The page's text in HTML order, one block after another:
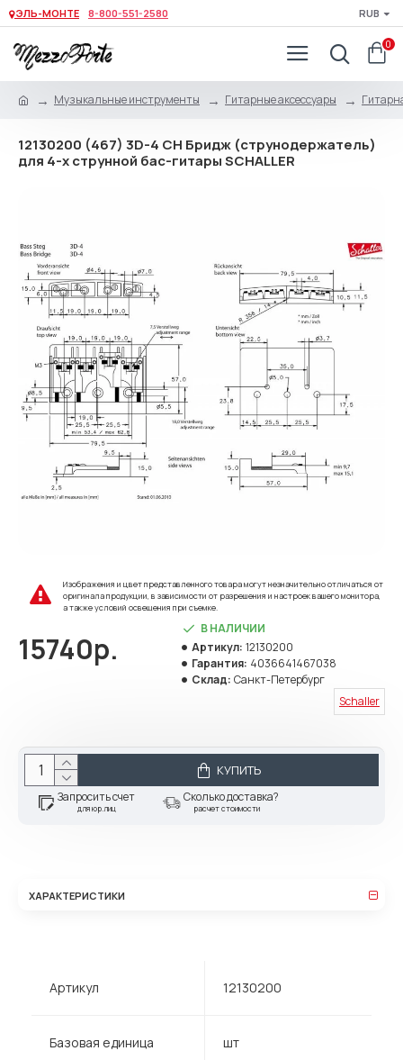
ЭЛЬ-МОНТЕ 8-800-551-2580 RUB
0
Музыкальные инструменты Гитарные аксессуары
12130200 (467) 3D-4 CH Бридж (струнодержатель)
для 4-х струнной бас-гитары SCHALLER
Изображения и цвет представленного товара могут незначительно отличаться от
оригинала продукции, в зависимости от разрешения и настроек вашего монитора,
а также условий освещения при съемке.
15740р.
В НАЛИЧИИ
Артикул: 12130200
Гарантия: 4036641467038
Склад: Санкт-Петербург
Schaller
КУПИТЬ
Запросить счет
для юр.лиц
Сколько доставка?
расчет стоимости
ХАРАКТЕРИСТИКИ
Артикул 12130200
Базовая единица шт